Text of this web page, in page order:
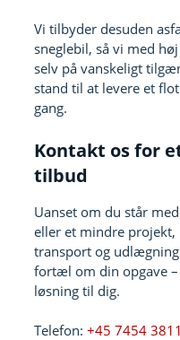
Vi tilbyder desuden
sneglebil, så vi med
selv på vanskeligt
stand til at levere et
gang.
Kontakt os for
tilbud
Uanset om du står
eller et mindre
transport og
fortæl om din opgave
løsning til dig.
Telefon: +45 7454 3811